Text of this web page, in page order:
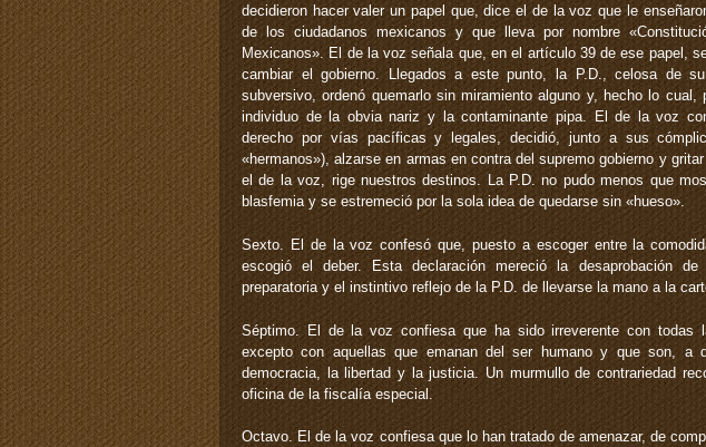
decidieron hacer valer un papel que, dice el de la voz que le
de los ciudadanos mexicanos y que lleva por nombre
Mexicanos». El de la voz señala que, en el artículo 39 de ese papel,
cambiar el gobierno. Llegados a este punto, la P.D., celosa de
subversivo, ordenó quemarlo sin miramiento alguno y, hecho lo cual,
individuo de la obvia nariz y la contaminante pipa. El de la voz
derecho por vías pacíficas y legales, decidió, junto a sus
«hermanos»), alzarse en armas en contra del supremo gobierno y
el de la voz, rige nuestros destinos. La P.D. no pudo menos que
blasfemia y se estremeció por la sola idea de quedarse sin «hueso».
Sexto. El de la voz confesó que, puesto a escoger entre la
escogió el deber. Esta declaración mereció la desaprobación
preparatoria y el instintivo reflejo de la P.D. de llevarse la mano a la
Séptimo. El de la voz confiesa que ha sido irreverente con todas
excepto con aquellas que emanan del ser humano y que son, a
democracia, la libertad y la justicia. Un murmullo de contrariedad
oficina de la fiscalía especial.
Octavo. El de la voz confiesa que lo han tratado de amenazar, de